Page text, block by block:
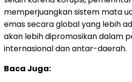
memperjuangkan sistem mata
emas secara global yang lebih
akan lebih dipromosikan dalam
internasional dan antar-daerah.
Baca Juga: